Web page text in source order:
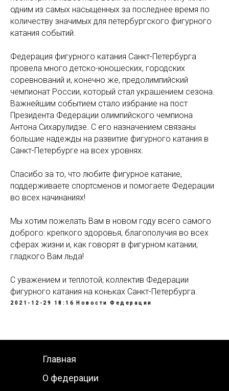
одним из самых насыщенных за последнее время по
количеству значимых для петербургского фигурного
катания событий.
Федерация фигурного катания Санкт-Петербурга
провела много детско-юношеских, городских
соревнований и, конечно же, предолимпийский
чемпионат России, который стал украшением сезона.
Важнейшим событием стало избрание на пост
Президента Федерации олимпийского чемпиона
Антона Сихарулидзе. С его назначением связаны
большие надежды на развитие фигурного катания в
Санкт-Петербурге на всех уровнях.
Спасибо за то, что любите фигурное катание,
поддерживаете спортсменов и помогаете Федерации
во всех начинаниях!
Мы хотим пожелать Вам в новом году всего самого
доброго: крепкого здоровья, благополучия во всех
сферах жизни и, как говорят в фигурном катании,
гладкого Вам льда!
С уважением и теплотой, коллектив Федерации
фигурного катания на коньках Санкт-Петербурга.
2021-12-29 18:16 Новости Федерации
Главная
О федерации